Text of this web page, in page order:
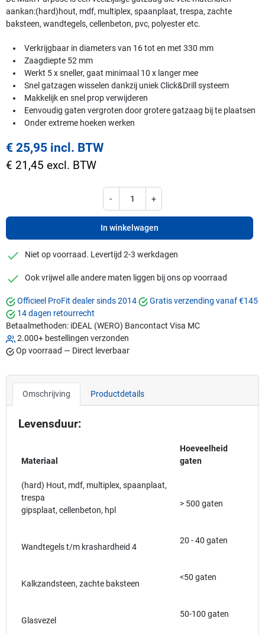
aankan:(hard)hout, mdf, multiplex, spaanplaat, trespa, zachte
baksteen, wandtegels, cellenbeton, pvc, polyester etc.
Verkrijgbaar in diameters van 16 tot en met 330 mm
Zaagdiepte 52 mm
Werkt 5 x sneller, gaat minimaal 10 x langer mee
Snel gatzagen wisselen dankzij uniek Click&Drill systeem
Makkelijk en snel prop verwijderen
Eenvoudig gaten vergroten door grotere gatzaag bij te plaatsen
Onder extreme hoeken werken
€ 25,95 incl. BTW
€ 21,45 excl. BTW
- +
In winkelwagen
checkmark
Niet op voorraad. Levertijd 2-3 werkdagen
checkmark
Ook vrijwel alle andere maten liggen bij ons op voorraad
Officieel ProFit dealer sinds 2014
Gratis verzending vanaf €145
14 dagen retourrecht
Betaalmethoden: iDEAL (WERO) Bancontact Visa MC
2.000+ bestellingen verzonden
Op voorraad — Direct leverbaar
Omschrijving Productdetails
Levensduur:
Materiaal
Hoeveelheid
gaten
(hard) Hout, mdf, multiplex, spaanplaat,
trespa
gipsplaat, cellenbeton, hpl
> 500 gaten
Wandtegels t/m krashardheid 4
20 - 40 gaten
Kalkzandsteen, zachte baksteen
<50 gaten
Glasvezel
50-100 gaten